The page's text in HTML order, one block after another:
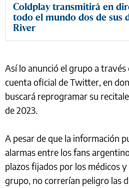
Coldplay transmitirá en
todo el mundo dos de sus
River
Así lo anunció el grupo a través
cuenta oficial de Twitter, en
buscará reprogramar su
de 2023.
A pesar de que la información
alarmas entre los fans
plazos fijados por los médicos
grupo, no correrían peligro las